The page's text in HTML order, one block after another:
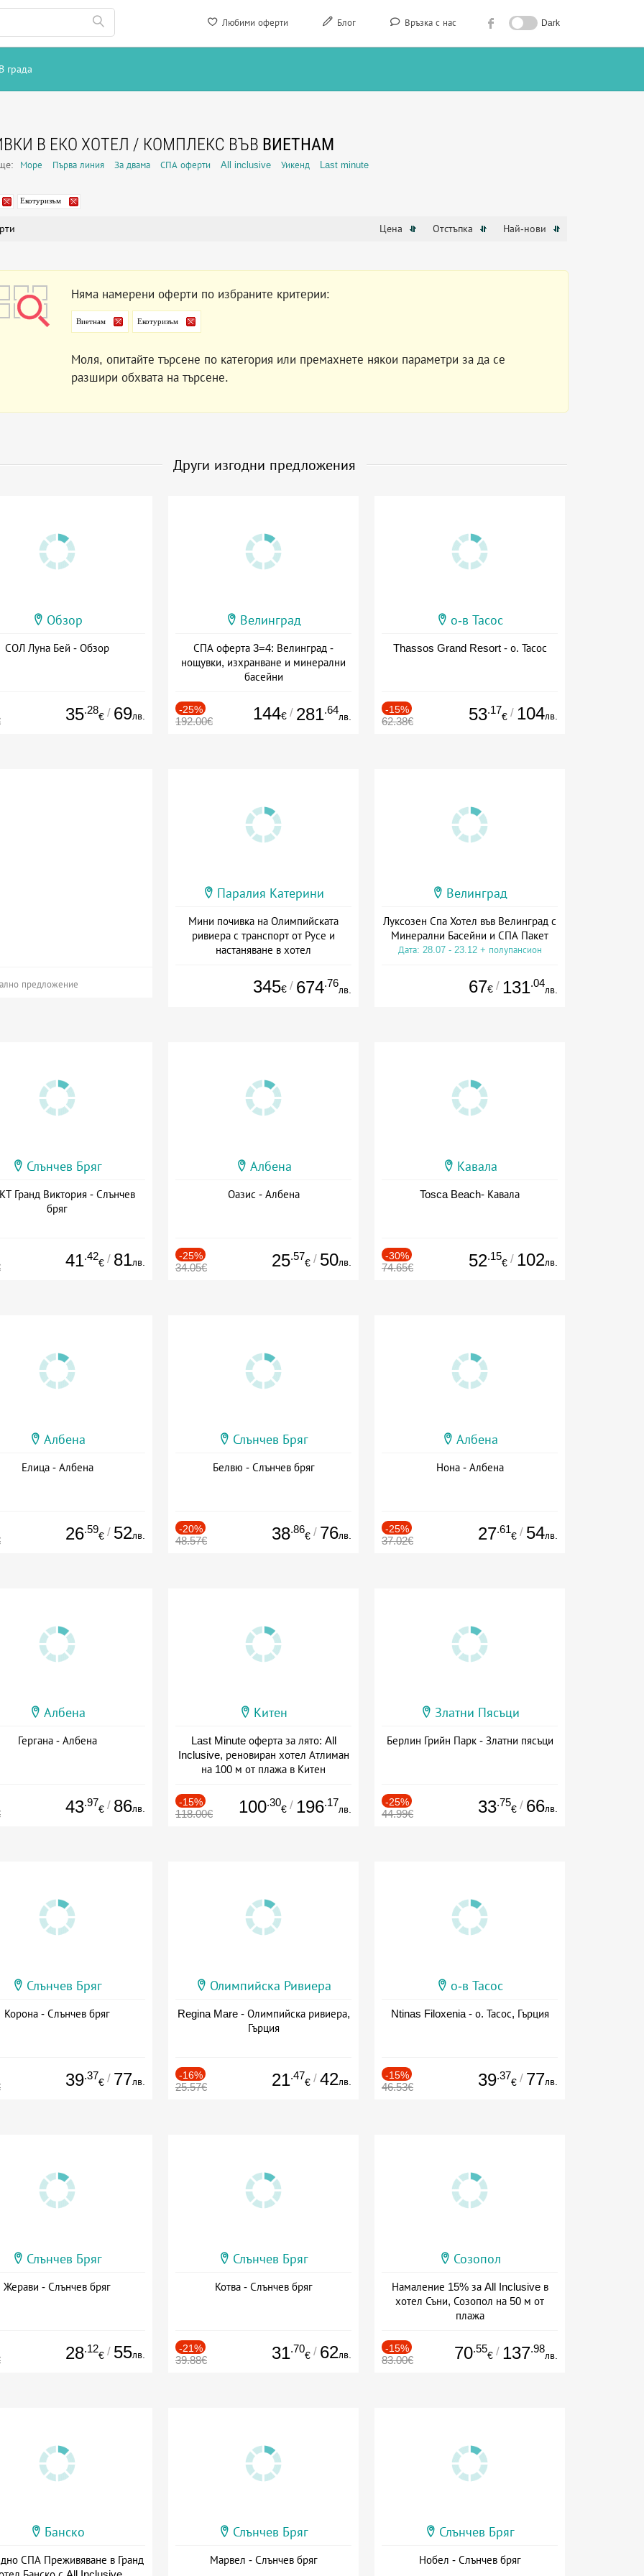
Любими оферти Блог Връзка с нас Dark
В града
В ЕКО ХОТЕЛ / КОМПЛЕКС ВЪВ ВИЕТНАМ
Море Първа линия За двама СПА оферти All inclusive Уикенд Last minute
Екотуризъм
Цена Отстъпка Най-нови
Няма намерени оферти по избраните критерии:
Виетнам Екотуризъм
Моля, опитайте търсене по категория или премахнете някои параметри за да се
разшири обхвата на търсене.
Други изгодни предложения
Обзор
СОЛ Луна Бей - Обзор
35.28
€ / 69лв.
Велинград
СПА оферта 3=4: Велинград -
нощувки, изхранване и минерални
басейни
-25%
192.00€ 144€ / 281.64
лв.
о-в Тасос
Thassos Grand Resort - о. Тасос
-15%
62.38€ 53.17
€ / 104лв.
предложение
Паралия Катерини
Мини почивка на Олимпийската
ривиера с транспорт от Русе и
настаняване в хотел
345€ / 674.76
лв.
Велинград
Луксозен Спа Хотел във Велинград с
Минерални Басейни и СПА Пакет
Дата: 28.07 - 23.12 + полупансион
67€ / 131.04
лв.
Слънчев Бряг
Гранд Виктория - Слънчев
бряг
41.42
€ / 81лв.
Албена
Оазис - Албена
-25%
34.05€ 25.57
€ / 50лв.
Кавала
Tosca Beach- Кавала
-30%
74.65€ 52.15
€ / 102лв.
Албена
Елица - Албена
26.59
€ / 52лв.
Слънчев Бряг
Белвю - Слънчев бряг
-20%
48.57€ 38.86
€ / 76лв.
Албена
Нона - Албена
-25%
37.02€ 27.61
€ / 54лв.
Албена
Гергана - Албена
43.97
€ / 86лв.
Китен
Last Minute оферта за лято: All
Inclusive, реновиран хотел Атлиман
на 100 м от плажа в Китен
-15%
118.00€ 100.30
€ / 196.17
лв.
Златни Пясъци
Берлин Грийн Парк - Златни пясъци
-25%
44.99€ 33.75
€ / 66лв.
Слънчев Бряг
Корона - Слънчев бряг
39.37
€ / 77лв.
Олимпийска Ривиера
Regina Mare - Олимпийска ривиера,
Гърция
-16%
25.57€ 21.47
€ / 42лв.
о-в Тасос
Ntinas Filoxenia - о. Тасос, Гърция
-15%
46.53€ 39.37
€ / 77лв.
Слънчев Бряг
Жерави - Слънчев бряг
28.12
€ / 55лв.
Слънчев Бряг
Котва - Слънчев бряг
-21%
39.88€ 31.70
€ / 62лв.
Созопол
Намаление 15% за All Inclusive в
хотел Съни, Созопол на 50 м от
плажа
-15%
83.00€ 70.55
€ / 137.98
лв.
Банско
СПА Преживяване в Гранд
Слънчев Бряг
Марвел - Слънчев бряг
Слънчев Бряг
Нобел - Слънчев бряг